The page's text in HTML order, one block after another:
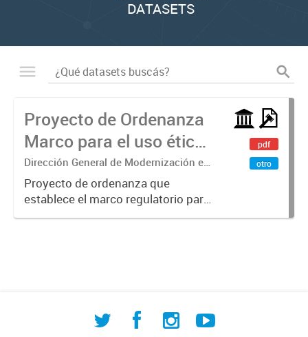
DATASETS
Proyecto de Ordenanza
Marco para el uso ético
de la IA
Dirección General de Modernización e
Investigación Territorial
Proyecto de ordenanza que
establece el marco regulatorio para
el uso ético, transparente y
pdf
otro